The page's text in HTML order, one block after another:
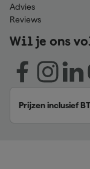
Advies
Reviews
Wil je ons
Prijzen inclusief